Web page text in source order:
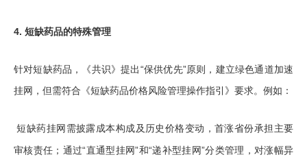
4. 短缺药品的特殊管理
针对短缺药品，《共识》提出“保供优先”原则，建立绿色通道加速
挂网，但需符合《短缺药品价格风险管理操作指引》要求。例如：
短缺药挂网需披露成本构成及历史价格变动，首涨省份承担主要
审核责任；通过“直通型挂网”和“递补型挂网”分类管理，对涨幅异